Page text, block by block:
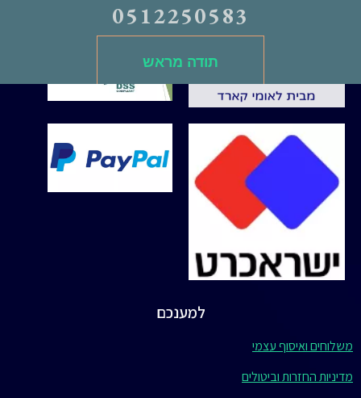
למענכם
משלוחים ואיסוף עצמי
מדיניות החזרות וביטולים
0512250583
תודה מראש